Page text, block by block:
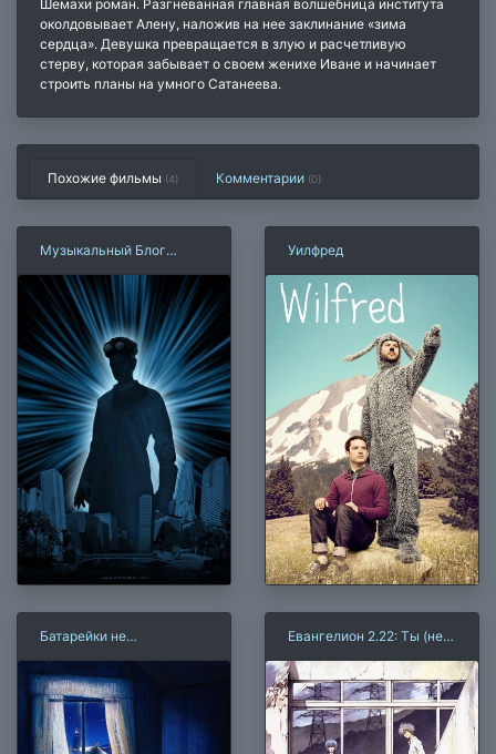
Шемахи роман. Разгневанная главная волшебница института
околдовывает Алену, наложив на нее заклинание «зима
сердца». Девушка превращается в злую и расчетливую
стерву, которая забывает о своем женихе Иване и начинает
строить планы на умного Сатанеева.
Похожие фильмы (4) Комментарии (0)
Музыкальный Блог
Уилфред
Батарейки не
Евангелион 2.22: Ты (не)